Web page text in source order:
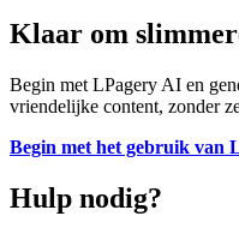
Klaar om
Begin met LPagery AI en
vriendelijke content, zonder
Begin met het gebruik van
Hulp nodig?